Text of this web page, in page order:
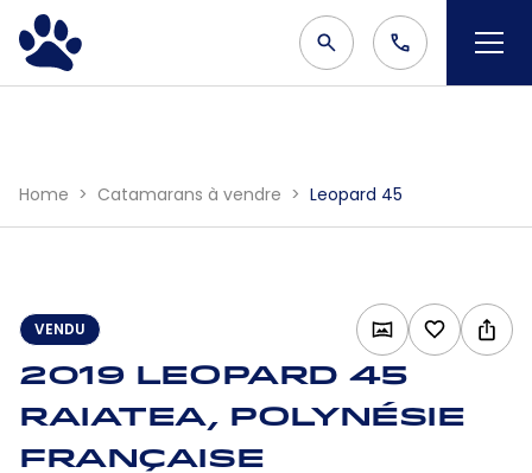
Home Catamarans à vendre Leopard 45
VENDU
2019 Leopard 45
Raiatea, Polynésie
française